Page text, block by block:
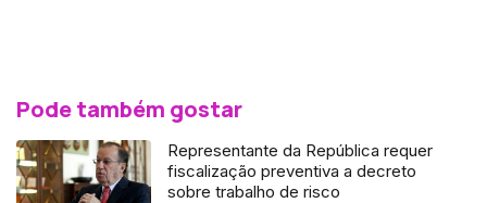
Pode também gostar
Representante da República requer
fiscalização preventiva a decreto
sobre trabalho de risco